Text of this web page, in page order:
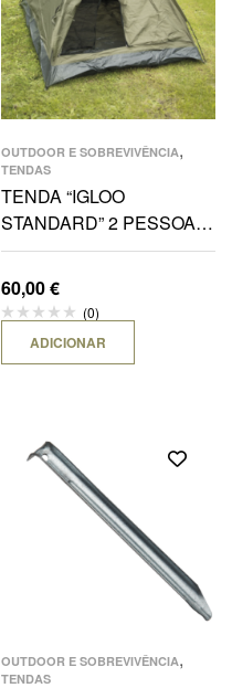
OUTDOOR E SOBREVIVÊNCIA,
TENDAS
TENDA “IGLOO
STANDARD” 2 PESSOAS
-OLIVE
60,00€
(0)
ADICIONAR
OUTDOOR E SOBREVIVÊNCIA,
TENDAS